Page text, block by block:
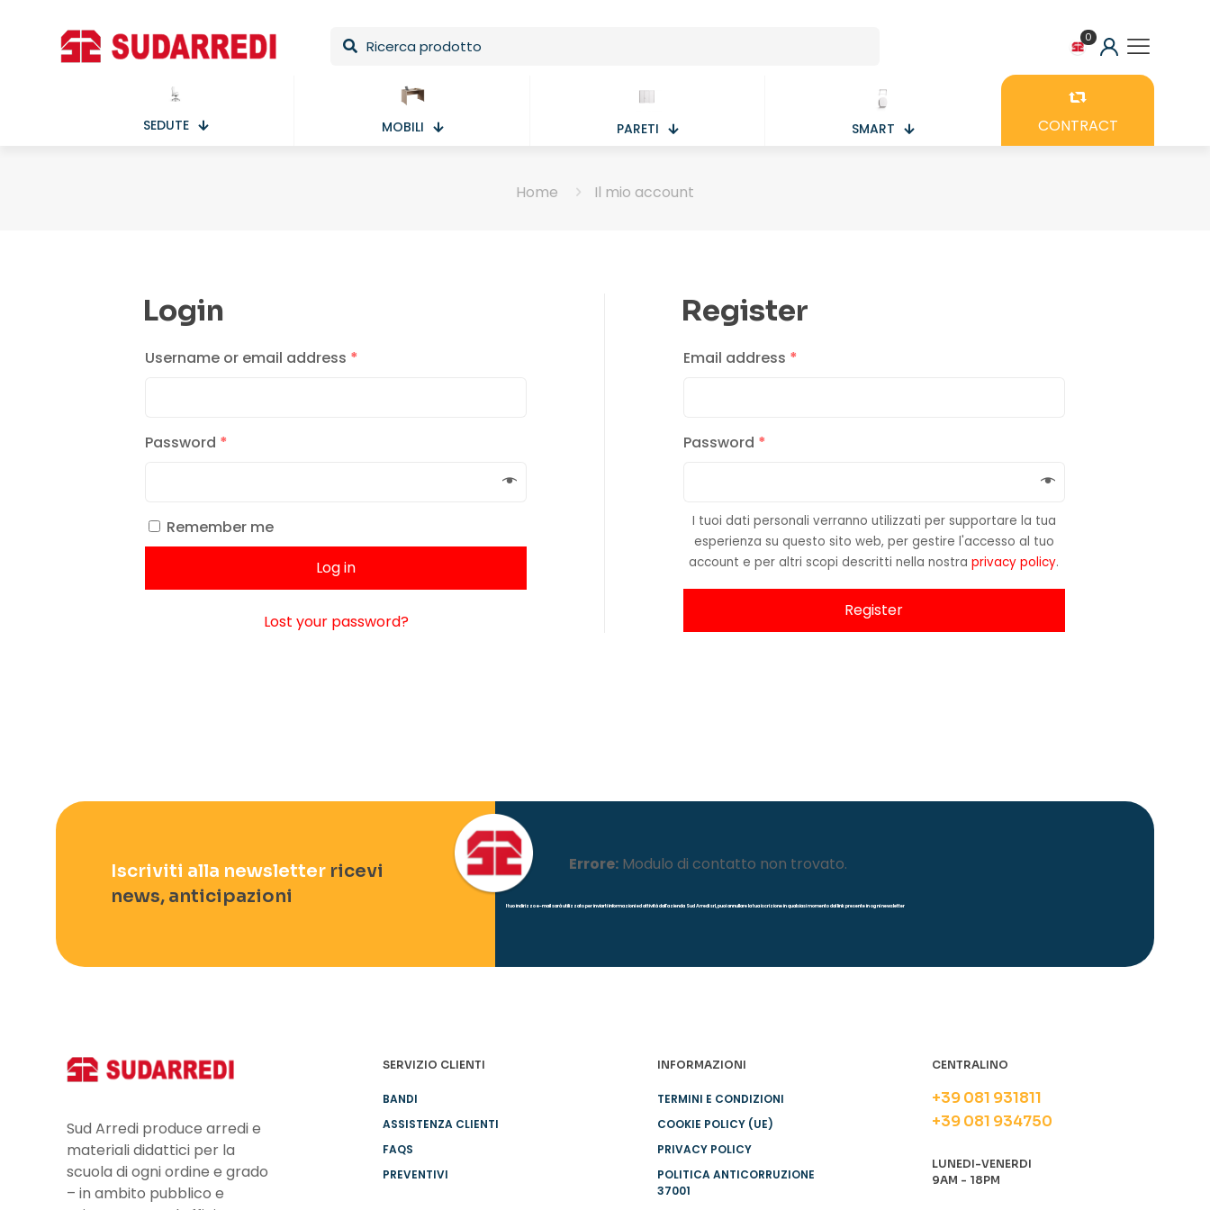
0
SEDUTE MOBILI PARETI SMART CONTRACT
Home Il mio account
Login
Username or email address *
Password *
Remember me
Log in
Lost your password?
Register
Email address *
Password *
I tuoi dati personali verranno utilizzati per supportare la tua
esperienza su questo sito web, per gestire l'accesso al tuo
account e per altri scopi descritti nella nostraprivacy policy.
Register
Iscriviti alla newsletterricevi
news, anticipazioni
Errore:Modulo di contatto non trovato.
l tuo indirizzo e-mail sarà utilizzato per inviarti informazioni ed attività dall'azienda Sud Arredi srl, puoi annullare la tua iscrizione in qualsiasi momento dal link presente in ogni newsletter
Sud Arredi produce arredi e
materiali didattici per la
scuola di ogni ordine e grado
– in ambito pubblico e
SERVIZIO CLIENTI
BANDI
ASSISTENZA CLIENTI
FAQS
PREVENTIVI
INFORMAZIONI
TERMINI E CONDIZIONI
COOKIE POLICY (UE)
PRIVACY POLICY
POLITICA ANTICORRUZIONE
37001
CENTRALINO
+39 081 931811
+39 081 934750
LUNEDI-VENERDI
9AM - 18PM